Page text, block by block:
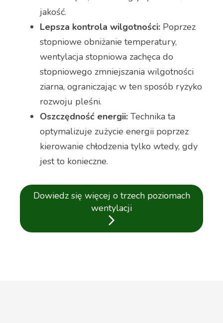
jakość.
Lepsza kontrola wilgotności: Poprzez
stopniowe obniżanie temperatury,
wentylacja stopniowa zachęca do
stopniowego zmniejszania wilgotności
ziarna, ograniczając w ten sposób ryzyko
rozwoju pleśni.
Oszczędność energii: Technika ta
optymalizuje zużycie energii poprzez
kierowanie chłodzenia tylko wtedy, gdy
jest to konieczne.
Dowiedz się więcej o trzech poziomach
wentylacji
arrow_forward_ios